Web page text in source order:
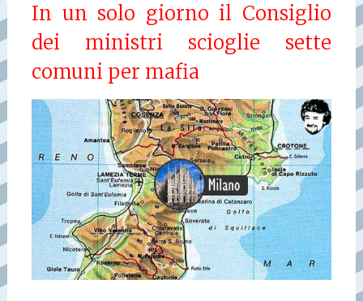
In un solo giorno il Consiglio
dei ministri scioglie sette
comuni per mafia